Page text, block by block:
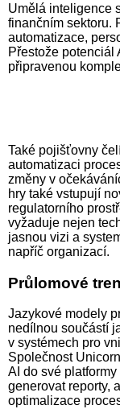
Umělá inteligence
finančním sektoru.
automatizace,
Přestože potenciál
připravenou
Také pojišťovny
automatizaci
změny v
hry také vstupují
regulatorního
vyžaduje nejen
jasnou vizi a
napříč organizací.
Průlomové
Jazykové modely
nedílnou součástí
v systémech pro
Společnost
AI do své
generovat reporty,
optimalizace